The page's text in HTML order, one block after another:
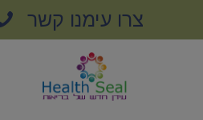
צרו עימנו קשר